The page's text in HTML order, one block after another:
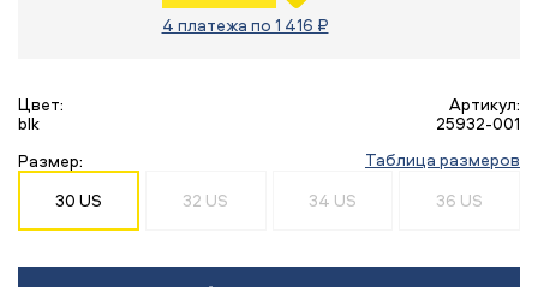
4 платежа по 1 416 ₽
Цвет:
blk
Артикул:
25932-001
Размер:
Таблица размеров
30 US
32 US 34 US 36 US